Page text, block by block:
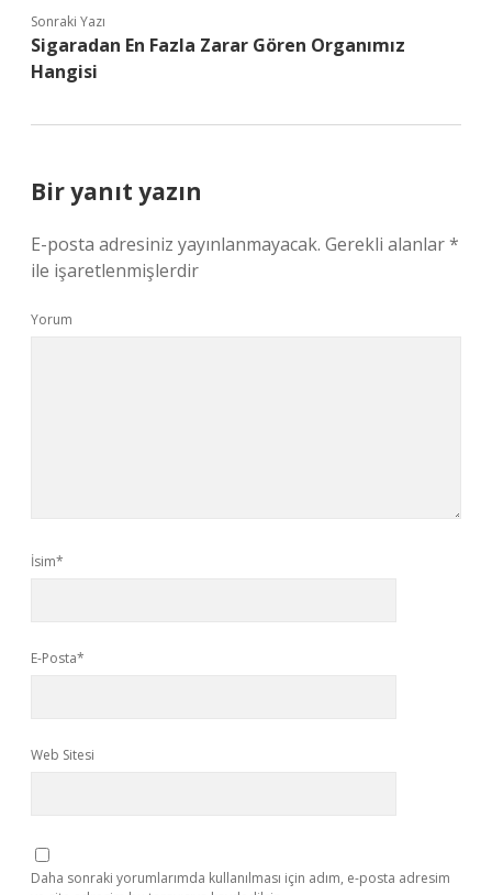
Sonraki Yazı
Sigaradan En Fazla Zarar Gören Organımız
Hangisi
Bir yanıt yazın
E-posta adresiniz yayınlanmayacak. Gerekli alanlar*
ile işaretlenmişlerdir
Yorum
İsim*
E-Posta*
Web Sitesi
Daha sonraki yorumlarımda kullanılması için adım, e-posta adresim